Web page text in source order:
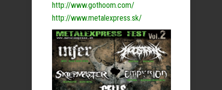
http://www.gothoom.com/
http://www.metalexpress.sk/